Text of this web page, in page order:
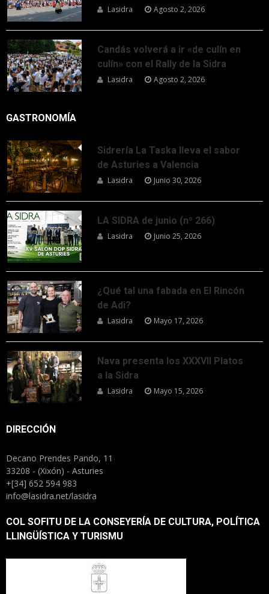
Lasidra Agosto 2, 2026
Candás volverá a ir «de culín en
culín» con el Rally de la Sidra
Lasidra Agosto 2, 2026
GASTRONOMÍA
Sidrería La Taska lleva el sabor
de Asturies a Valencia
Lasidra Junio 30, 2026
LA SIDRA de junio (nº 266)
Lasidra Junio 25, 2026
¿Qué tal una fabada en El Rincón
de Adi?
Lasidra Mayo 17, 2026
Nava presenta los XXXVII Platos
a la Sidra
Lasidra Mayo 15, 2026
DIRECCIÓN
Decano Prendes Pando, 11
33208 - (Xixón) - Asturies
+[34] 652 594 983
info@lasidra.net/lasidra
COL SOFITU DE LA CONSEYERÍA DE CULTURA, POLÍTICA
LLINGÜÍSTICA Y TURISMU